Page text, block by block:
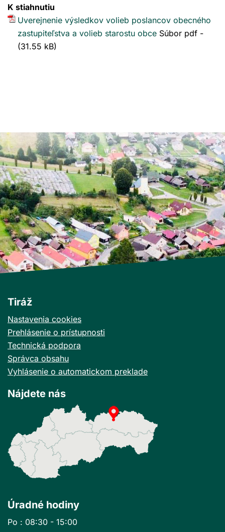
K stiahnutiu
Uverejnenie výsledkov volieb poslancov obecného
zastupiteľstva a volieb starostu obce Súbor pdf -
(31.55 kB)
Tiráž
Nastavenia cookies
Prehlásenie o prístupnosti
Technická podpora
Správca obsahu
Vyhlásenie o automatickom preklade
Nájdete nás
Úradné hodiny
Po : 08:30 - 15:00